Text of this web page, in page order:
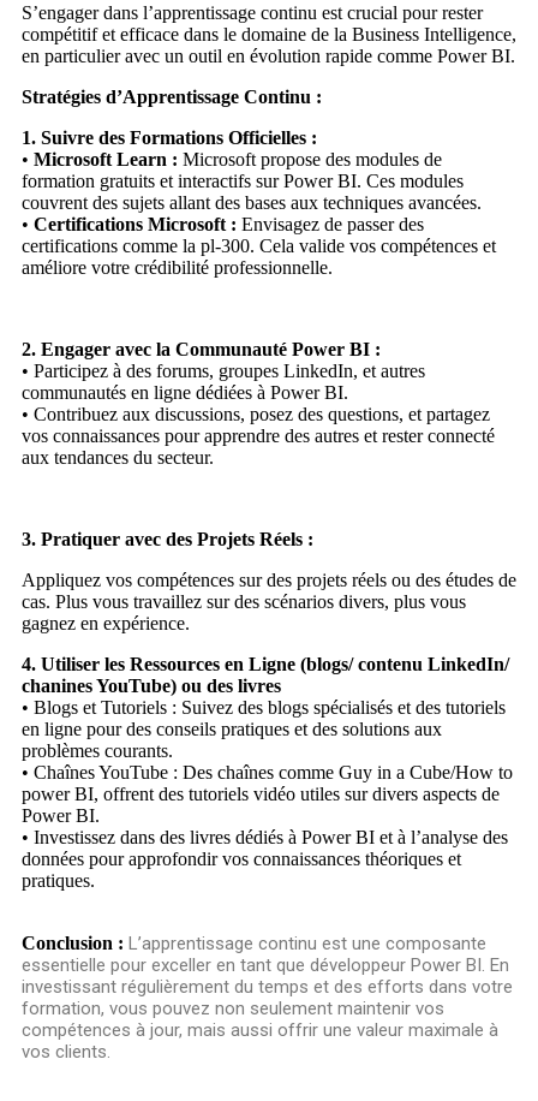
S’engager dans l’apprentissage continu est crucial pour rester
compétitif et efficace dans le domaine de la Business Intelligence,
en particulier avec un outil en évolution rapide comme Power BI.
Stratégies d’Apprentissage Continu :
1. Suivre des Formations Officielles :
• Microsoft Learn : Microsoft propose des modules de
formation gratuits et interactifs sur Power BI. Ces modules
couvrent des sujets allant des bases aux techniques avancées.
• Certifications Microsoft : Envisagez de passer des
certifications comme la pl-300. Cela valide vos compétences et
améliore votre crédibilité professionnelle.
2. Engager avec la Communauté Power BI :
• Participez à des forums, groupes LinkedIn, et autres
communautés en ligne dédiées à Power BI.
• Contribuez aux discussions, posez des questions, et partagez
vos connaissances pour apprendre des autres et rester connecté
aux tendances du secteur.
3. Pratiquer avec des Projets Réels :
Appliquez vos compétences sur des projets réels ou des études de
cas. Plus vous travaillez sur des scénarios divers, plus vous
gagnez en expérience.
4. Utiliser les Ressources en Ligne (blogs/ contenu LinkedIn/
chanines YouTube) ou des livres
• Blogs et Tutoriels : Suivez des blogs spécialisés et des tutoriels
en ligne pour des conseils pratiques et des solutions aux
problèmes courants.
• Chaînes YouTube : Des chaînes comme Guy in a Cube/How to
power BI, offrent des tutoriels vidéo utiles sur divers aspects de
Power BI.
• Investissez dans des livres dédiés à Power BI et à l’analyse des
données pour approfondir vos connaissances théoriques et
pratiques.
Conclusion : L’apprentissage continu est une composante
essentielle pour exceller en tant que développeur Power BI. En
investissant régulièrement du temps et des efforts dans votre
formation, vous pouvez non seulement maintenir vos
compétences à jour, mais aussi offrir une valeur maximale à
vos clients.